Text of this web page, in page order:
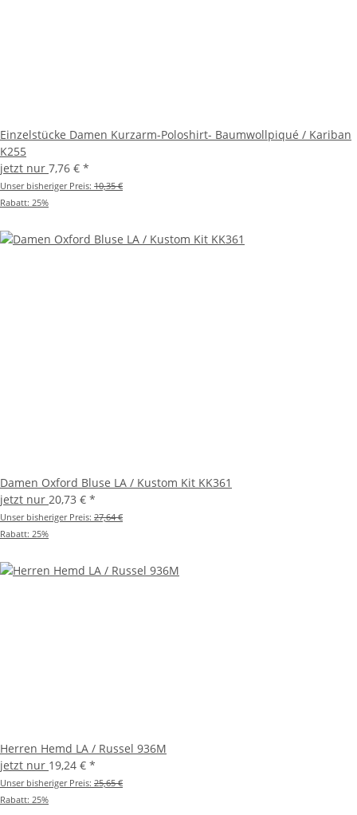
Einzelstücke Damen Kurzarm-Poloshirt- Baumwollpiqué / Kariban
K255
jetzt nur 7,76 € *
Unser bisheriger Preis: 10,35 €
Rabatt: 25%
Damen Oxford Bluse LA / Kustom Kit KK361
jetzt nur 20,73 € *
Unser bisheriger Preis: 27,64 €
Rabatt: 25%
Herren Hemd LA / Russel 936M
jetzt nur 19,24 € *
Unser bisheriger Preis: 25,65 €
Rabatt: 25%